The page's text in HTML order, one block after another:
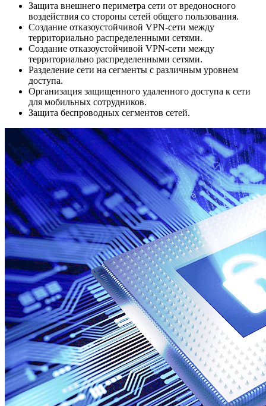
Защита внешнего периметра сети от вредоносного
воздействия со стороны сетей общего пользования.
Создание отказоустойчивой VPN-сети между
территориально распределенными сетями.
Создание отказоустойчивой VPN-сети между
территориально распределенными сетями.
Разделение сети на сегменты с различным уровнем
доступа.
Организация защищенного удаленного доступа к сети
для мобильных сотрудников.
Защита беспроводных сегментов сетей.